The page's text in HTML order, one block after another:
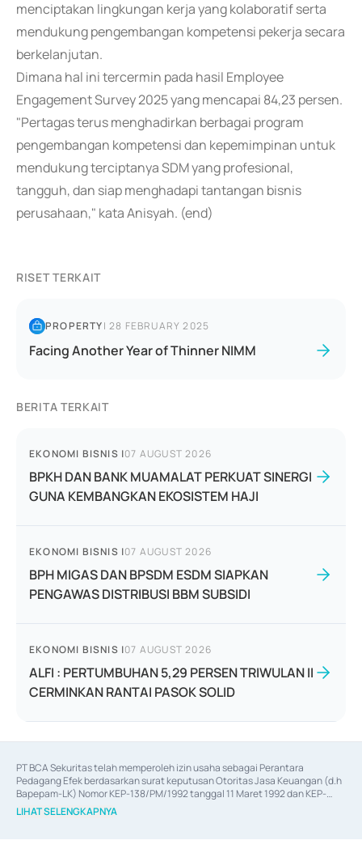
menciptakan lingkungan kerja yang kolaboratif serta
mendukung pengembangan kompetensi pekerja secara
berkelanjutan.
Dimana hal ini tercermin pada hasil Employee
Engagement Survey 2025 yang mencapai 84,23 persen.
"Pertagas terus menghadirkan berbagai program
pengembangan kompetensi dan kepemimpinan untuk
mendukung terciptanya SDM yang profesional,
tangguh, dan siap menghadapi tantangan bisnis
perusahaan," kata Anisyah. (end)
RISET TERKAIT
PROPERTY|28 FEBRUARY 2025
Facing Another Year of Thinner NIMM
BERITA TERKAIT
EKONOMI BISNIS |07 AUGUST 2026
BPKH DAN BANK MUAMALAT PERKUAT SINERGI
GUNA KEMBANGKAN EKOSISTEM HAJI
EKONOMI BISNIS |07 AUGUST 2026
BPH MIGAS DAN BPSDM ESDM SIAPKAN
PENGAWAS DISTRIBUSI BBM SUBSIDI
EKONOMI BISNIS |07 AUGUST 2026
ALFI : PERTUMBUHAN 5,29 PERSEN TRIWULAN II
CERMINKAN RANTAI PASOK SOLID
PT BCA Sekuritas telah memperoleh izin usaha sebagai Perantara
Pedagang Efek berdasarkan surat keputusan Otoritas Jasa Keuangan (d.h
Bapepam-LK) Nomor KEP-138/PM/1992 tanggal 11 Maret 1992 dan KEP-
06/D.04/2014 tanggal 28 Februari 2014, izin usaha sebagai Penjamin Emisi
Efek berdasarkan surat keputusan Otoritas Jasa Keuangan Nomor KEP-
LIHAT SELENGKAPNYA